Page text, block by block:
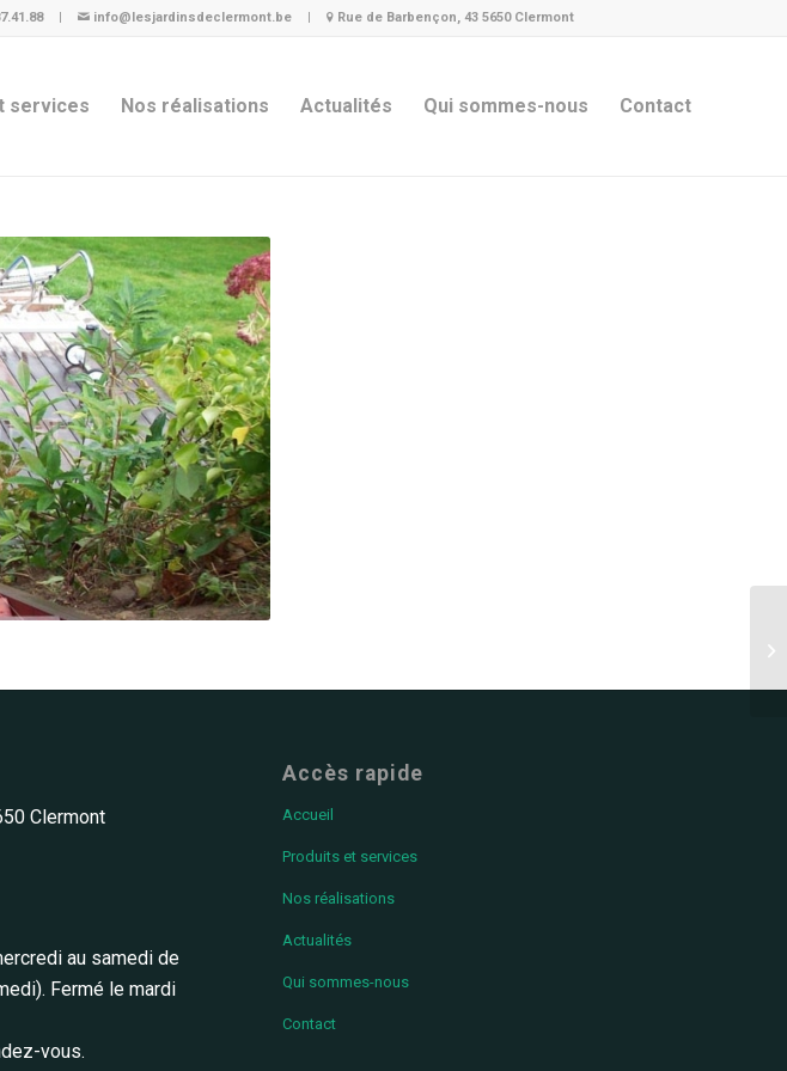
| info@lesjardinsdeclermont.be | Rue de Barbençon, 43 5650 Clermont
services Nos réalisations Actualités Qui sommes-nous Contact
Clermont
au samedi de
Fermé le mardi
vous.
Accès rapide
Accueil
Produits et services
Nos réalisations
Actualités
Qui sommes-nous
Contact